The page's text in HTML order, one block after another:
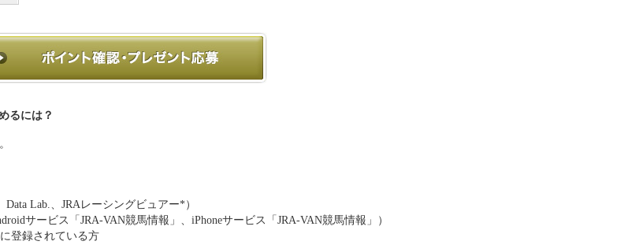
るには？
Lab.、JRAレーシングビュアー*）
サービス「JRA-VAN競馬情報」、iPhoneサービス「JRA-VAN競馬情報」）
登録されている方